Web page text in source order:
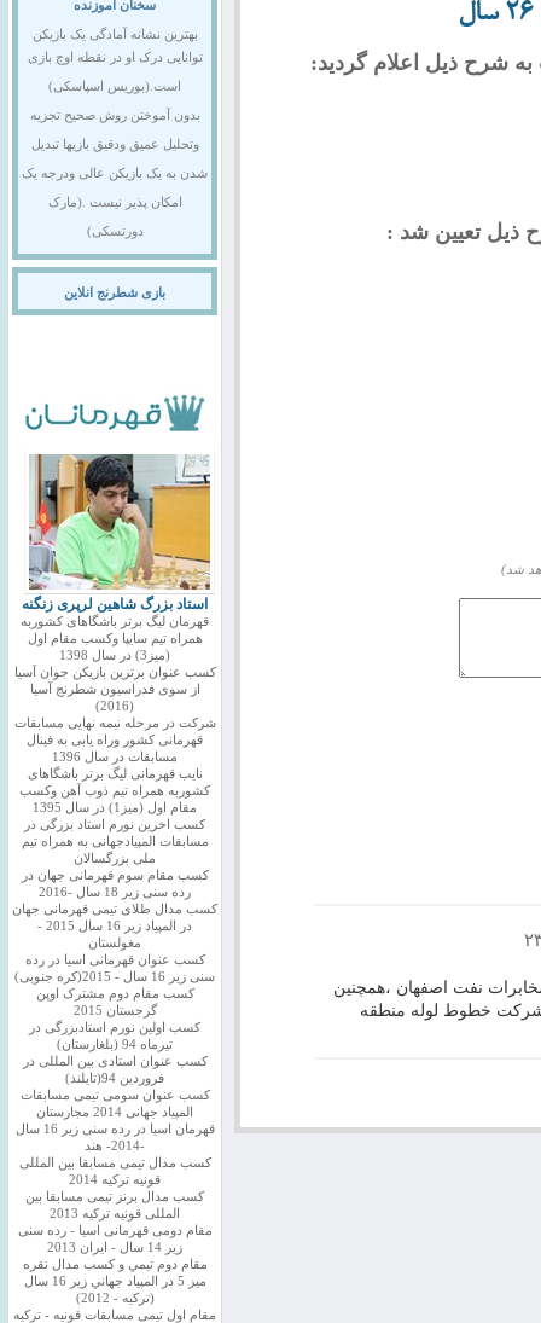
شرح ذیل اعلام گردید:
ذیل تعیین شد :
شد)
نفت اصفهان ،همچنین
شرکت خطوط لوله منطقه
سخنان اموزنده
بهترین نشانه آمادگی یک بازیکن
توانایی درک او در نقطه اوج بازی
است.(بوریس اسپاسکی)
بدون آموختن روش صحیح تجزیه
وتحلیل عمیق ودقیق بازیها تبدیل
شدن به یک بازیکن عالی ودرجه یک
امکان پذیر نیست .(مارک
دورتسکی)
بازی شطرنج انلاین
استاد بزرگ شاهین لرپری زنگنه
قهرمان لیگ برتر باشگاهای کشوربه
همراه تیم سایپا وکسب مقام اول
(میز3) در سال 1398
کسب عنوان برترین بازیکن جوان آسیا
از سوی فدراسیون شطرنج آسیا
(2016)
شرکت در مرحله نیمه نهایی مسابقات
قهرمانی کشور وراه یابی به فینال
مسابقات در سال 1396
نایب قهرمانی لیگ برتر باشگاهای
کشوربه همراه تیم ذوب آهن وکسب
مقام اول (میز1) در سال 1395
کسب اخرین نورم استاد بزرگی در
مسابقات المپیادجهانی به همراه تیم
ملی بزرگسالان
کسب مقام سوم قهرمانی جهان در
رده سنی زیر 18 سال -2016
کسب مدال طلای تیمی قهرمانی جهان
در المپیاد زیر 16 سال 2015 -
مغولستان
کسب عنوان قهرمانی اسیا در رده
سنی زیر 16 سال - 2015(کره جنوبی)
کسب مقام دوم مشترک اوپن
گرجستان 2015
کسب اولین نورم استادبزرگی در
تیرماه 94 (بلغارستان)
کسب عنوان استادی بین المللی در
فروردین 94(تایلند)
کسب عنوان سومی تیمی مسابقات
المپیاد جهانی 2014 مجارستان
قهرمان اسیا در رده سنی زیر 16 سال
-2014- هند
کسب مدال تیمی مسابقا بین المللی
قونیه ترکیه 2014
کسب مدال برنز تیمی مسابقا بین
المللی قونیه ترکیه 2013
مقام دومی قهرمانی اسیا - رده سنی
زیر 14 سال - ایران 2013
مقام دوم تيمي و كسب مدال نقره
ميز 5 در المپياد جهاني زير 16 سال
(تركيه - 2012)
مقام اول تیمی مسابقات قونیه - ترکیه